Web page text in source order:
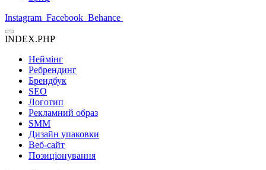
Instagram Facebook Behance
INDEX.PHP
Неймінг
Ребрендинг
Брендбук
SEO
Логотип
Рекламний образ
SMM
Дизайн упаковки
Веб-сайт
Позиціонування